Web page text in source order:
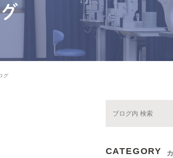
手術
アレルギー検査
予防接種
眼瞼下垂
硝子体注
緑内障レ
（SLT）
グ
CATEGORY